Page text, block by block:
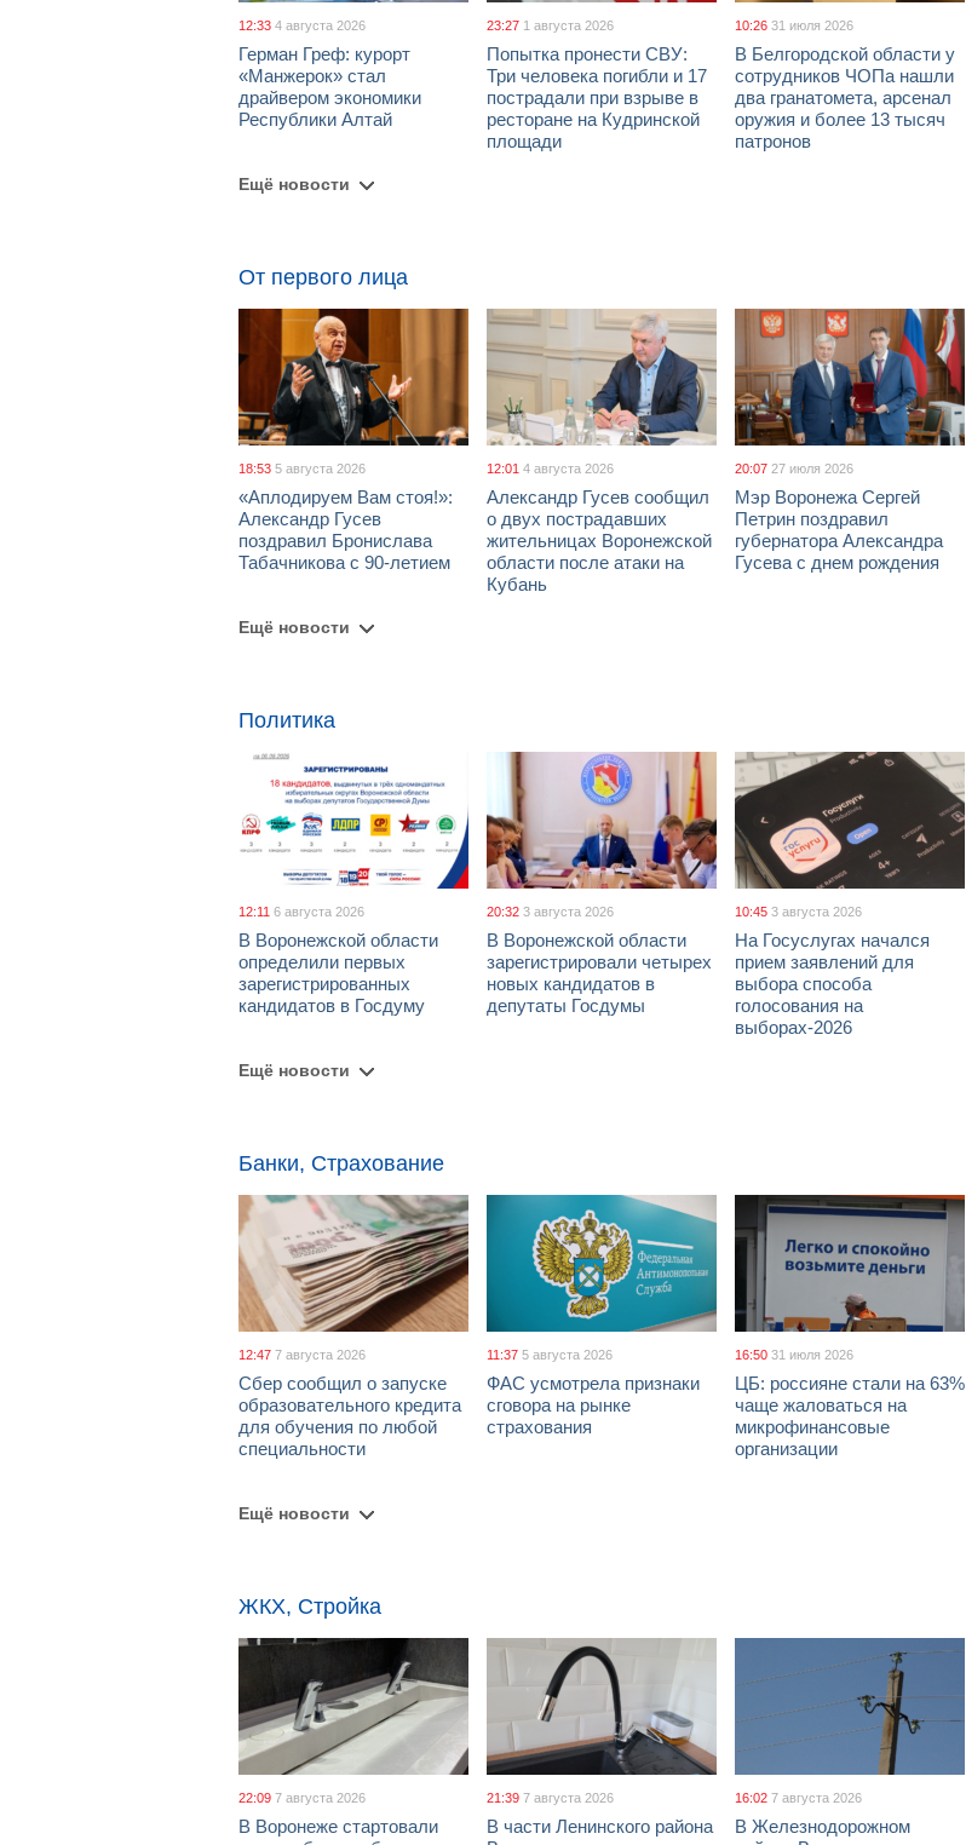
12:33 4 августа 2026
Герман Греф: курорт
«Манжерок» стал
драйвером экономики
Республики Алтай
23:27 1 августа 2026
Попытка пронести СВУ:
Три человека погибли и 17
пострадали при взрыве в
ресторане на Кудринской
площади
10:26 31 июля 2026
В Белгородской области у
сотрудников ЧОПа нашли
два гранатомета, арсенал
оружия и более 13 тысяч
патронов
Ещё новости
От первого лица
18:53 5 августа 2026
«Аплодируем Вам стоя!»:
Александр Гусев
поздравил Бронислава
Табачникова с 90-летием
12:01 4 августа 2026
Александр Гусев сообщил
о двух пострадавших
жительницах Воронежской
области после атаки на
Кубань
20:07 27 июля 2026
Мэр Воронежа Сергей
Петрин поздравил
губернатора Александра
Гусева с днем рождения
Ещё новости
Политика
12:11 6 августа 2026
В Воронежской области
определили первых
зарегистрированных
кандидатов в Госдуму
20:32 3 августа 2026
В Воронежской области
зарегистрировали четырех
новых кандидатов в
депутаты Госдумы
10:45 3 августа 2026
На Госуслугах начался
прием заявлений для
выбора способа
голосования на
выборах-2026
Ещё новости
Банки, Страхование
12:47 7 августа 2026
Сбер сообщил о запуске
образовательного кредита
для обучения по любой
специальности
11:37 5 августа 2026
ФАС усмотрела признаки
сговора на рынке
страхования
16:50 31 июля 2026
ЦБ: россияне стали на 63%
чаще жаловаться на
микрофинансовые
организации
Ещё новости
ЖКХ, Стройка
22:09 7 августа 2026
В Воронеже стартовали
21:39 7 августа 2026
В части Ленинского района
16:02 7 августа 2026
В Железнодорожном